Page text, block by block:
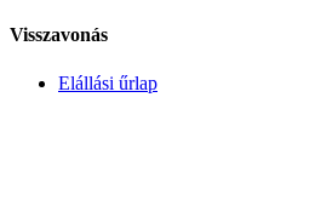
Visszavonás
Elállási űrlap